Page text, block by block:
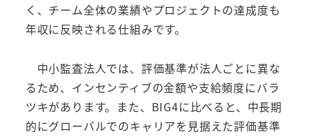
く、チーム全体の業績やプロジェクトの達成度も
年収に反映される仕組みです。
中小監査法人では、評価基準が法人ごとに異な
るため、インセンティブの金額や支給頻度にバラ
ツキがあります。また、BIG4に比べると、中長期
的にグローバルでのキャリアを見据えた評価基準